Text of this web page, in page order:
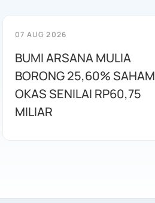
07 AUG 2026
BUMI ARSANA MULIA
BORONG 25,60% SAHAM
OKAS SENILAI RP60,75
MILIAR